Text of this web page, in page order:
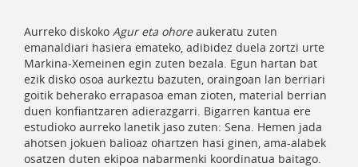
Aurreko diskoko Agur eta ohoreaukeratu zuten
emanaldiari hasiera emateko, adibidez duela zortzi urte
Markina-Xemeinen egin zuten bezala. Egun hartan bat
ezik disko osoa aurkeztu bazuten, oraingoan lan berriari
goitik beherako errapasoa eman zioten, material berrian
duen konfiantzaren adierazgarri. Bigarren kantua ere
estudioko aurreko lanetik jaso zuten: Sena. Hemen jada
ahotsen jokuen balioaz ohartzen hasi ginen, ama-alabek
osatzen duten ekipoa nabarmenki koordinatua baitago.